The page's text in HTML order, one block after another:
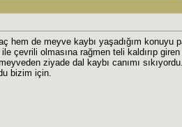
hem de meyve kaybı yaşadığım
çevrili olmasına rağmen teli kaldırıp
ziyade dal kaybı canımı
bizim için.